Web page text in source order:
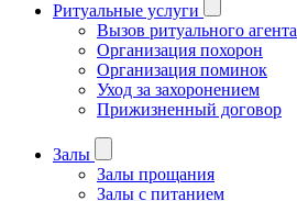
Ритуальные услуги
Вызов ритуального агента
Организация похорон
Организация поминок
Уход за захоронением
Прижизненный договор
Залы
Залы прощания
Залы с питанием